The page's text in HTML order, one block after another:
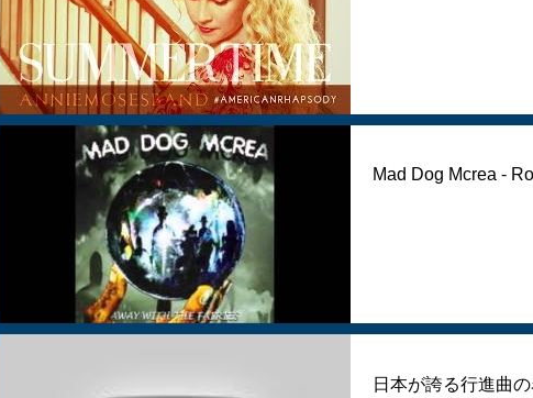
Mad Dog Mcrea -
日本が誇る行進曲